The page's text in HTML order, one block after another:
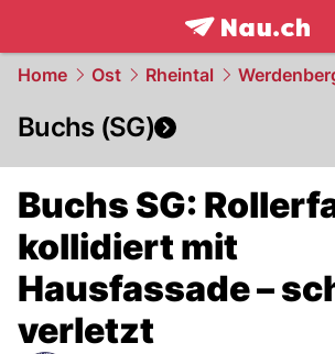
frontpage.
Home Ost Rheintal
Buchs (SG)
Buchs SG:
kollidiert mit
Hausfassade –
verletzt